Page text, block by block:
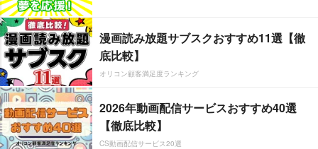
漫画読み放題サブスクおすすめ11選【徹
底比較】
オリコン顧客満足度ランキング
2026年動画配信サービスおすすめ40選
【徹底比較】
CS動画配信サービス20選